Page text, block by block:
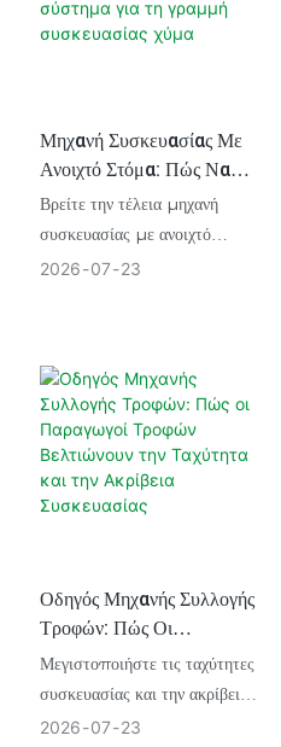
Μηχανή Συσκευασίας Με
Ανοιχτό Στόμα: Πώς Να
Επιλέξετε Το Σωστό
Σύστημα Για Τη Γραμμή
Συσκευασίας Χύμα
Βρείτε την τέλεια μηχανή
συσκευασίας με ανοιχτό
στόμιο για τη γραμμή χύμα
μεγιστοποίησης της
απόδοσης επένδυσης (ROI)
του συστήματός σας.
2026 07 23
Οδηγός Μηχανής Συλλογής
Τροφών: Πώς Οι
Παραγωγοί Τροφών
Βελτιώνουν Την Ταχύτητα
Και Την Ακρίβεια
Μεγιστοποιήστε τις ταχύτητες
συσκευασίας και την ακρίβεια
δοσολογίας με
2026 07 23